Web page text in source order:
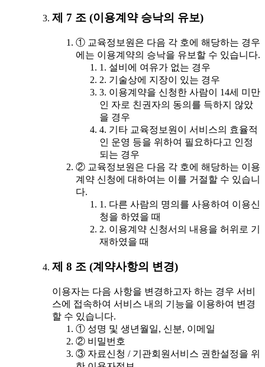
제 7 조 (이용계약 승낙의 유보)
① 교육정보원은 다음 각 호에 해당하는 경우
에는 이용계약의 승낙을 유보할 수 있습니다.
1. 설비에 여유가 없는 경우
2. 기술상에 지장이 있는 경우
3. 이용계약을 신청한 사람이 14세 미만
인 자로 친권자의 동의를 득하지 않았
을 경우
4. 기타 교육정보원이 서비스의 효율적
인 운영 등을 위하여 필요하다고 인정
되는 경우
② 교육정보원은 다음 각 호에 해당하는 이용
계약 신청에 대하여는 이를 거절할 수 있습니
다.
1. 다른 사람의 명의를 사용하여 이용신
청을 하였을 때
2. 이용계약 신청서의 내용을 허위로 기
재하였을 때
제 8 조 (계약사항의 변경)
이용자는 다음 사항을 변경하고자 하는 경우 서비
스에 접속하여 서비스 내의 기능을 이용하여 변경
할 수 있습니다.
① 성명 및 생년월일, 신분, 이메일
② 비밀번호
③ 자료신청 / 기관회원서비스 권한설정을 위